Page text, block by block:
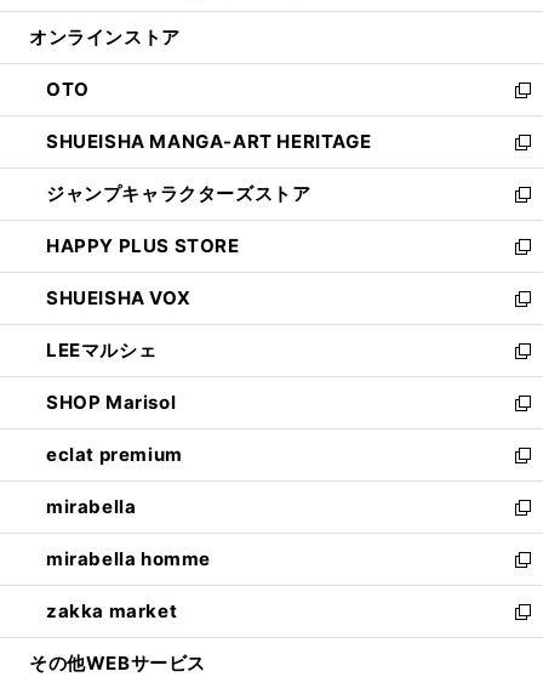
開
ン
ウ
で
開
く
ウ
ン
ド
ウ
で
開
く
オンラインストア
OTO
新
し
い
ウ
ィ
ン
ド
ウ
で
開
く
SHUEISHA MANGA-ART HERITAGE
新
し
い
ウ
ィ
ン
ド
ウ
で
開
く
ジャンプキャラクターズストア
新
し
い
ウ
ィ
ン
ド
ウ
で
開
く
HAPPY PLUS STORE
新
し
い
ウ
ィ
ン
ド
ウ
で
開
く
SHUEISHA VOX
新
し
い
ウ
ィ
ン
ド
ウ
で
開
く
LEEマルシェ
新
し
い
ウ
ィ
ン
ド
ウ
で
開
く
SHOP Marisol
新
し
い
ウ
ィ
ン
ド
ウ
で
開
eclat premium
新
し
い
ウ
ィ
ン
ド
ウ
mirabella
新
し
い
ウ
ィ
ン
mirabella homme
新
し
い
ウ
zakka market
新
し
その他WEBサービス